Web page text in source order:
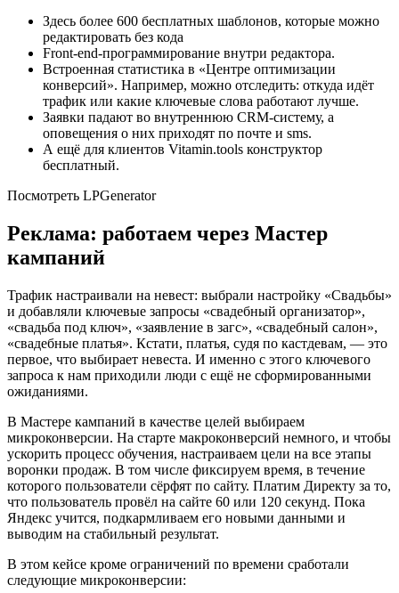
Здесь более 600 бесплатных шаблонов, которые можно
редактировать без кода
Front-end-программирование внутри редактора.
Встроенная статистика в «Центре оптимизации
конверсий». Например, можно отследить: откуда идёт
трафик или какие ключевые слова работают лучше.
Заявки падают во внутреннюю CRM-систему, а
оповещения о них приходят по почте и sms.
А ещё для клиентов Vitamin.tools конструктор
бесплатный.
Посмотреть LPGenerator
Реклама: работаем через Мастер
кампаний
Трафик настраивали на невест: выбрали настройку «Свадьбы»
и добавляли ключевые запросы «свадебный организатор»,
«свадьба под ключ», «заявление в загс», «свадебный салон»,
«свадебные платья». Кстати, платья, судя по кастдевам, — это
первое, что выбирает невеста. И именно с этого ключевого
запроса к нам приходили люди с ещё не сформированными
ожиданиями.
В Мастере кампаний в качестве целей выбираем
микроконверсии. На старте макроконверсий немного, и чтобы
ускорить процесс обучения, настраиваем цели на все этапы
воронки продаж. В том числе фиксируем время, в течение
которого пользователи сёрфят по сайту. Платим Директу за то,
что пользователь провёл на сайте 60 или 120 секунд. Пока
Яндекс учится, подкармливаем его новыми данными и
выводим на стабильный результат.
В этом кейсе кроме ограничений по времени сработали
следующие микроконверсии: